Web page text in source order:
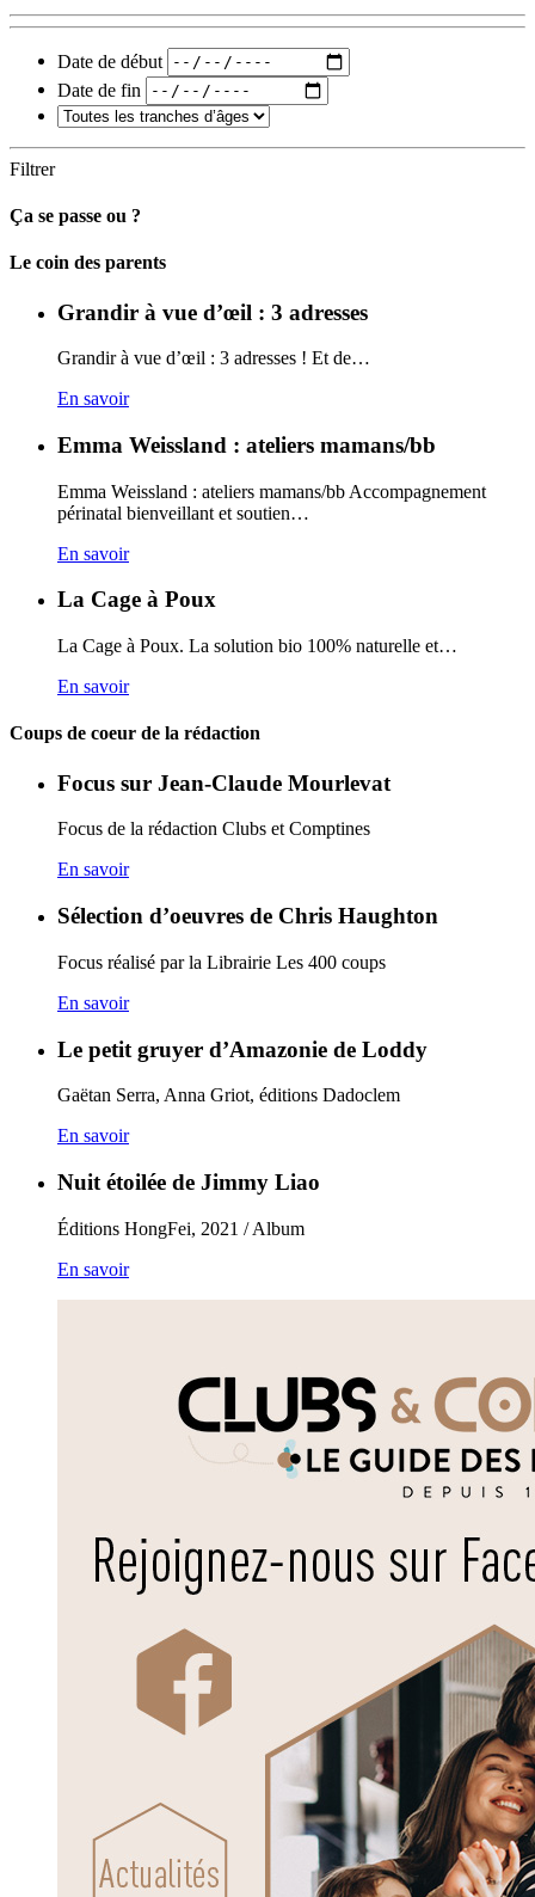
Date de début
Date de fin
Filtrer
Ça se passe ou ?
Carto
Le coin des parents
Grandir à vue d’œil : 3 adresses
Grandir à vue d’œil : 3 adresses ! Et de…
En savoir
Emma Weissland : ateliers mamans/bb
Emma Weissland : ateliers mamans/bb Accompagnement
périnatal bienveillant et soutien…
En savoir
La Cage à Poux
La Cage à Poux. La solution bio 100% naturelle et…
En savoir
Coups de coeur de la rédaction
Focus sur Jean-Claude Mourlevat
Focus de la rédaction Clubs et Comptines
En savoir
Sélection d’oeuvres de Chris Haughton
Focus réalisé par la Librairie Les 400 coups
En savoir
Le petit gruyer d’Amazonie de Loddy
Gaëtan Serra, Anna Griot, éditions Dadoclem
En savoir
Nuit étoilée de Jimmy Liao
Éditions HongFei, 2021 / Album
En savoir